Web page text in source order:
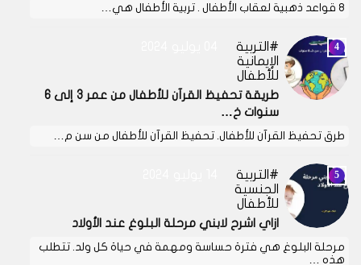
8 قواعد ذهبية لعقاب الأطفال . تربية الأطفال هي…
التربية
الإيمانية
للأطفال
طريقة تحفيظ القرآن للأطفال من عمر 3 إلى 6
سنوات خ…
طرق تحفيظ القرآن للأطفال. تحفيظ القرآن للأطفال من سن م…
التربية
الجنسية
للأطفال
ازاي اشرح لابني مرحلة البلوغ عند الأولاد
مرحلة البلوغ هي فترة حساسة ومهمة في حياة كل ولد. تتطلب
هذه …